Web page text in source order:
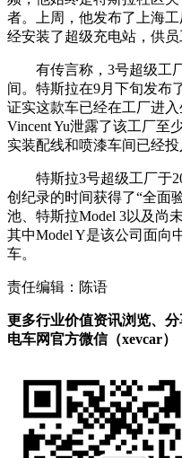
者。上周，他发布了上海
经安装了超级充电站，供员
有传言称，3号超级工
间。特斯拉在9月下旬发布
证实这款车已经在工厂进
Vincent Yu泄露了该工厂至
实装配线和喷漆车间已经投
特斯拉3号超级工厂于
创纪录的时间获得了“全面
池、特斯拉Model 3以及尚
其中Model Y是该公司面向
车。
责任编辑：陈语
更多行业价值资讯浏览、
电车网官方微信（xevcar）